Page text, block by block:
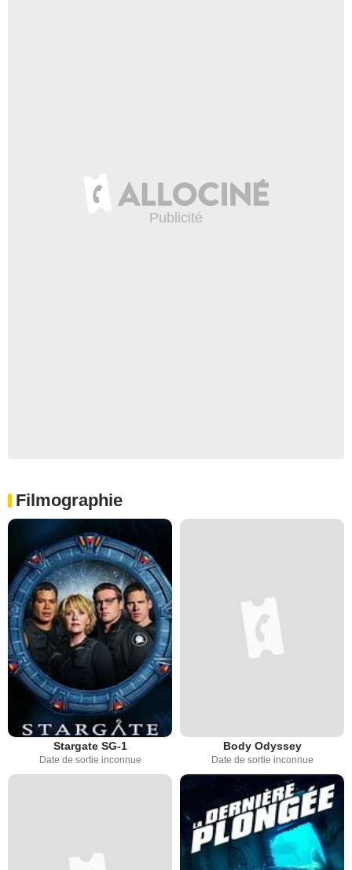
Filmographie
Stargate SG-1
Date de sortie inconnue
Body Odyssey
Date de sortie inconnue